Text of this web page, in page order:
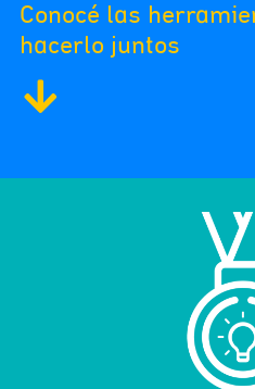
Conocé las
hacerlo juntos